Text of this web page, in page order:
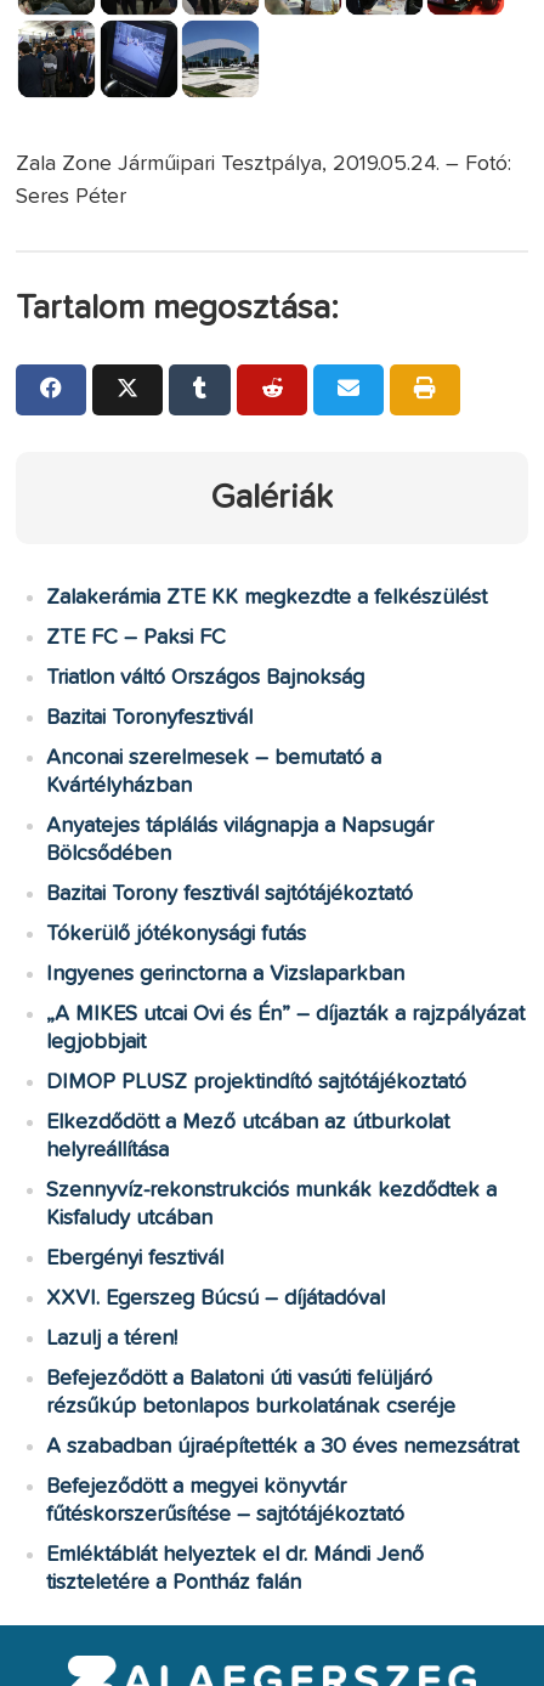
Zala Zone Járműipari Tesztpálya, 2019.05.24. – Fotó:
Seres Péter
Tartalom megosztása:
Galériák
Zalakerámia ZTE KK megkezdte a felkészülést
ZTE FC – Paksi FC
Triatlon váltó Országos Bajnokság
Bazitai Toronyfesztivál
Anconai szerelmesek – bemutató a
Kvártélyházban
Anyatejes táplálás világnapja a Napsugár
Bölcsődében
Bazitai Torony fesztivál sajtótájékoztató
Tókerülő jótékonysági futás
Ingyenes gerinctorna a Vizslaparkban
„A MIKES utcai Ovi és Én” – díjazták a rajzpályázat
legjobbjait
DIMOP PLUSZ projektindító sajtótájékoztató
Elkezdődött a Mező utcában az útburkolat
helyreállítása
Szennyvíz-rekonstrukciós munkák kezdődtek a
Kisfaludy utcában
Ebergényi fesztivál
XXVI. Egerszeg Búcsú – díjátadóval
Lazulj a téren!
Befejeződött a Balatoni úti vasúti felüljáró
rézsűkúp betonlapos burkolatának cseréje
A szabadban újraépítették a 30 éves nemezsátrat
Befejeződött a megyei könyvtár
fűtéskorszerűsítése – sajtótájékoztató
Emléktáblát helyeztek el dr. Mándi Jenő
tiszteletére a Pontház falán